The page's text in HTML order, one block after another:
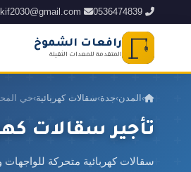
0536474839
رافعات الشموخ
المتقدمة للمعدات الثقيلة
› المدن›جدة›سقالات كهربائية›حي
تأجير سقالات
سقالات كهربائية متحركة للواجهات